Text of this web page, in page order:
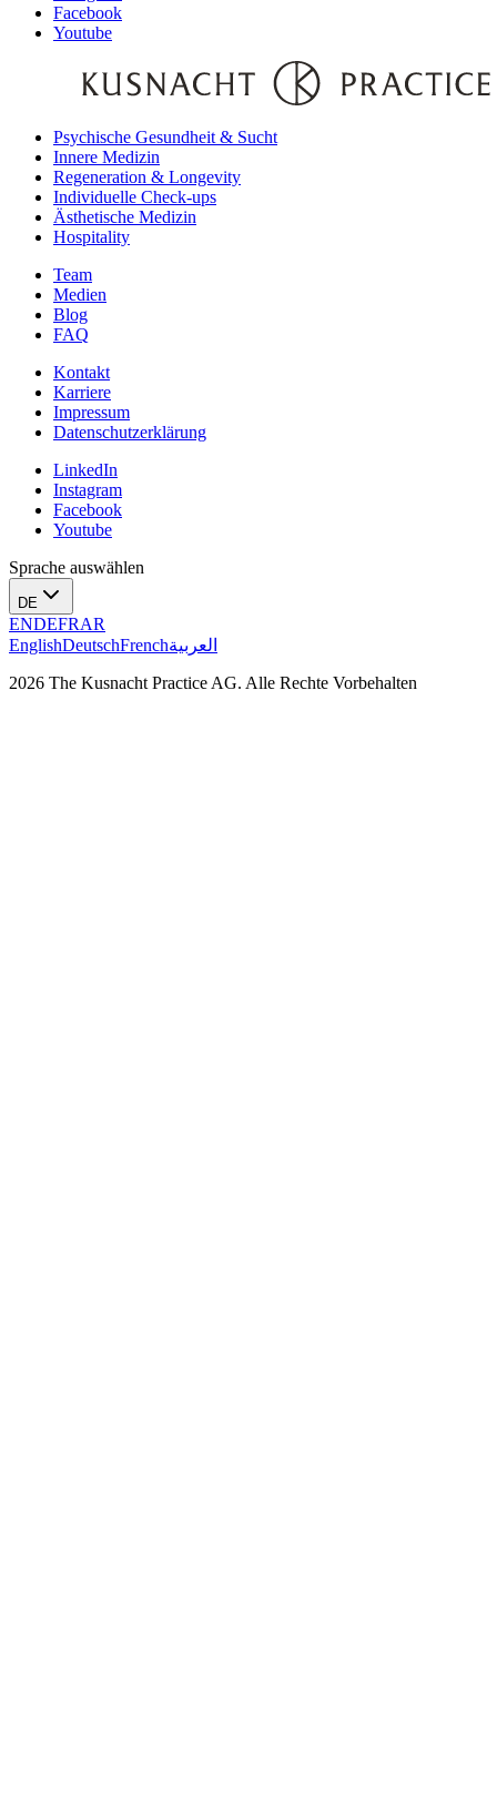
Facebook
Youtube
Psychische Gesundheit & Sucht
Innere Medizin
Regeneration & Longevity
Individuelle Check-ups
Ästhetische Medizin
Hospitality
Team
Medien
Blog
FAQ
Kontakt
Karriere
Impressum
Datenschutzerklärung
LinkedIn
Instagram
Facebook
Youtube
Sprache auswählen
DE
ENDEFRAR
EnglishDeutschFrenchالعربية
2026 The Kusnacht Practice AG. Alle Rechte Vorbehalten